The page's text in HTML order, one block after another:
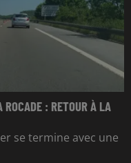
: RETOUR À LA
se termine avec une